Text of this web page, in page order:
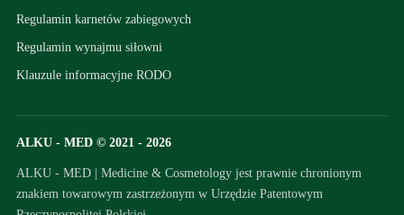
Regulamin karnetów zabiegowych
Regulamin wynajmu siłowni
Klauzule informacyjne RODO
ALKU - MED © 2021 - 2026
ALKU - MED | Medicine & Cosmetology jest prawnie chronionym
znakiem towarowym zastrzeżonym w Urzędzie Patentowym